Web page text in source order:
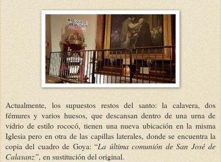
Actualmente, los supuestos restos del santo: la calavera, dos
fémures y varios huesos, que descansan dentro de una urna de
vidrio de estilo rococó, tienen una nueva ubicación en la misma
Iglesia pero en otra de las capillas laterales, donde se encuentra la
copia del cuadro de Goya: “La última comunión de San José de
Calasanz”, en sustitución del original.